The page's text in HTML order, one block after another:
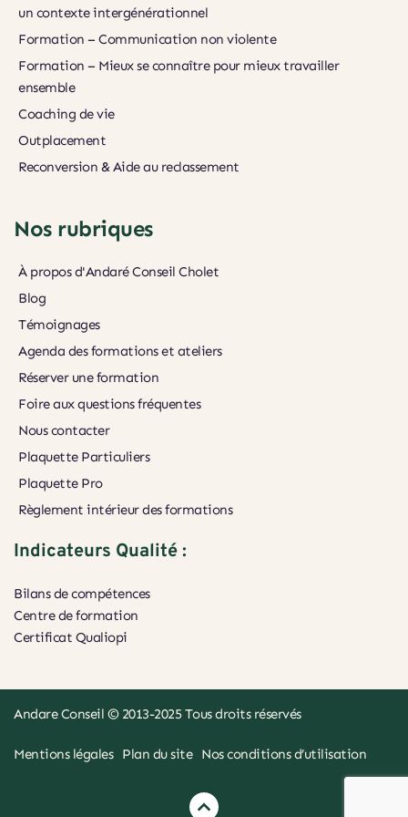
un contexte intergénérationnel
Formation – Communication non violente
Formation – Mieux se connaître pour mieux travailler
ensemble
Coaching de vie
Outplacement
Reconversion & Aide au reclassement
Nos rubriques
À propos d'Andaré Conseil Cholet
Blog
Témoignages
Agenda des formations et ateliers
Réserver une formation
Foire aux questions fréquentes
Nous contacter
Plaquette Particuliers
Plaquette Pro
Règlement intérieur des formations
Indicateurs Qualité :
Bilans de compétences
Centre de formation
Certificat Qualiopi
Andare Conseil © 2013-2025 Tous droits réservés
Mentions légales Plan du site Nos conditions d’utilisation